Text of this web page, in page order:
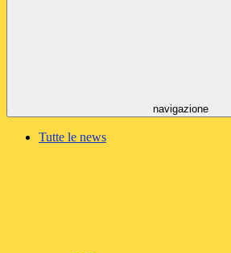
navigazione
Tutte le news